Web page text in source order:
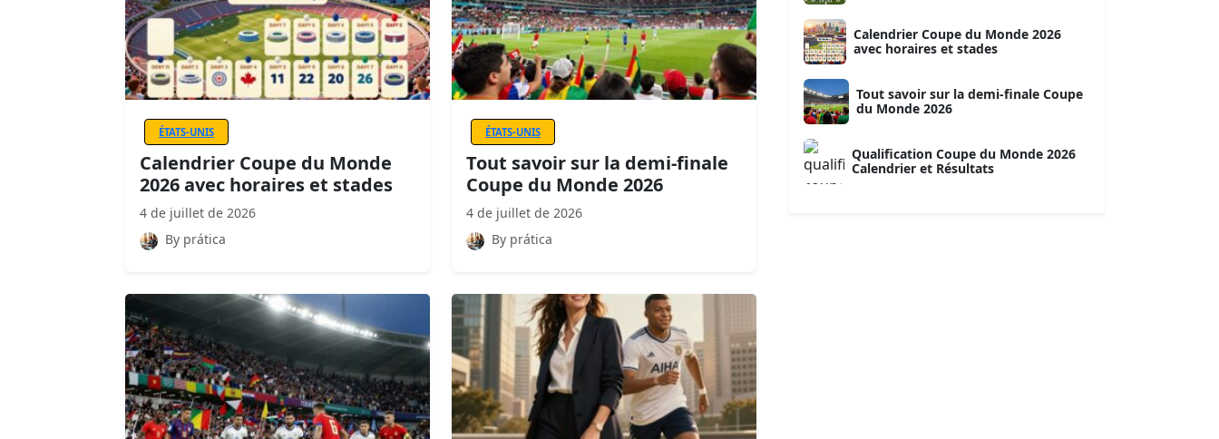
ÉTATS-UNIS
Calendrier Coupe du Monde
2026 avec horaires et stades
4 de juillet de 2026
By prática
ÉTATS-UNIS
Tout savoir sur la demi-finale
Coupe du Monde 2026
4 de juillet de 2026
By prática
Calendrier Coupe du Monde 2026
avec horaires et stades
Tout savoir sur la demi-finale Coupe
du Monde 2026
Qualification Coupe du Monde 2026
Calendrier et Résultats